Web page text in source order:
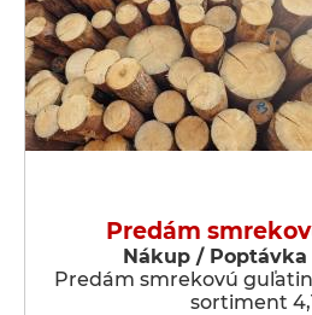
Predám
Nákup /
Predám smrekovú
sortiment